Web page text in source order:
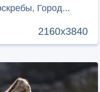
Город...
2160x3840